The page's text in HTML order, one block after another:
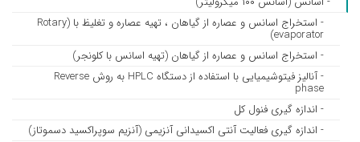
- استخراج اسانس و عصاره از گیاهان ، تهیه عصاره و تغلیظ با (Rotary
evaporator)
- استخراج اسانس و عصاره از گیاهان (تهیه اسانس با کلونجر)
- آنالیز فیتوشیمیایی با استفاده از دستگاه HPLC به روش Reverse
phase
- اندازه گیری فنول کل
- اندازه ­گیری فعالیت آنتی اکسیدانی آنزیمی (آنزیم سوپراکسید دسموتاز)